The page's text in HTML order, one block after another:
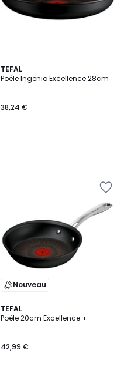
TEFAL
Poêle Ingenio Excellence 28cm
38,24 €
Nouveau
TEFAL
Poêle 20cm Excellence +
42,99 €